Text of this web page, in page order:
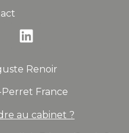
Renoir
France
au cabinet ?